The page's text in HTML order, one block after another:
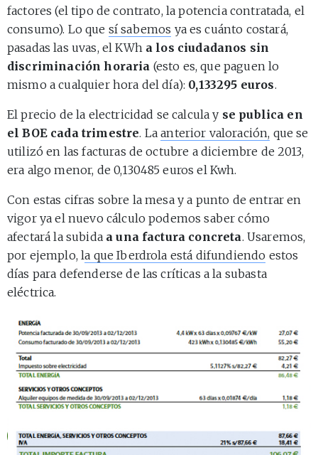
factores (el tipo de contrato, la potencia contratada, el
consumo). Lo que sí sabemos ya es cuánto costará,
pasadas las uvas, el KWh a los ciudadanos sin
discriminación horaria (esto es, que paguen lo
mismo a cualquier hora del día): 0,133295 euros.
El precio de la electricidad se calcula y se publica en
el BOE cada trimestre. Laanterior valoración, que se
utilizó en las facturas de octubre a diciembre de 2013,
era algo menor, de 0,130485 euros el Kwh.
Con estas cifras sobre la mesa y a punto de entrar en
vigor ya el nuevo cálculo podemos saber cómo
afectará la subida a una factura concreta. Usaremos,
por ejemplo, la que Iberdrola está difundiendo estos
días para defenderse de las críticas a la subasta
eléctrica.